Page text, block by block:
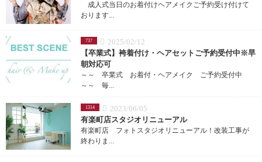
成人式当日のお着付けヘアメイクご予約受け付けて
おります...
737
2025/02/12
【卒業式】袴着付け・ヘアセットご予約受付中※早
朝対応可
～～ 卒業式 お着付・ヘアメイク ご予約受付中
～～ 毎...
1314
2023/06/05
有楽町店スタジオリニューアル
有楽町店 フォトスタジオリニューアル！改装工事が
終わりま...